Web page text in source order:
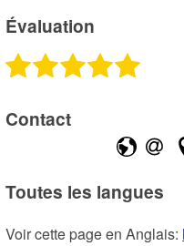
Évaluation
Contact
Toutes les langues
Voir cette page en Anglais: